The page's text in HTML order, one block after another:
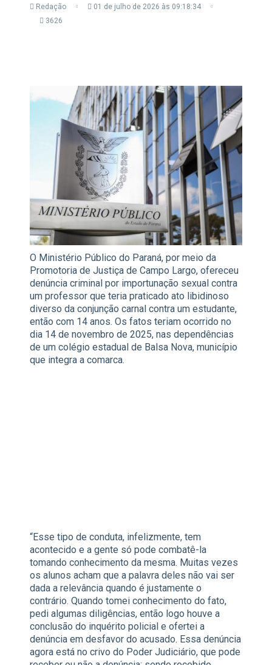
Redação
01 de julho de 2026 às 09:18:34
3626
O Ministério Público do Paraná, por meio da
Promotoria de Justiça de Campo Largo, ofereceu
denúncia criminal por importunação sexual contra
um professor que teria praticado ato libidinoso
diverso da conjunção carnal contra um estudante,
então com 14 anos. Os fatos teriam ocorrido no
dia 14 de novembro de 2025, nas dependências
de um colégio estadual de Balsa Nova, município
que integra a comarca.
“Esse tipo de conduta, infelizmente, tem
acontecido e a gente só pode combatê-la
tomando conhecimento da mesma. Muitas vezes
os alunos acham que a palavra deles não vai ser
dada a relevância quando é justamente o
contrário. Quando tomei conhecimento do fato,
pedi algumas diligências, então logo houve a
conclusão do inquérito policial e ofertei a
denúncia em desfavor do acusado. Essa denúncia
agora está no crivo do Poder Judiciário, que pode